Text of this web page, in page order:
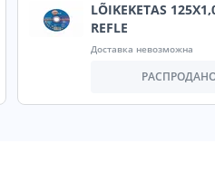
LÕIKEKETAS
REFLE
Доставка невозможна